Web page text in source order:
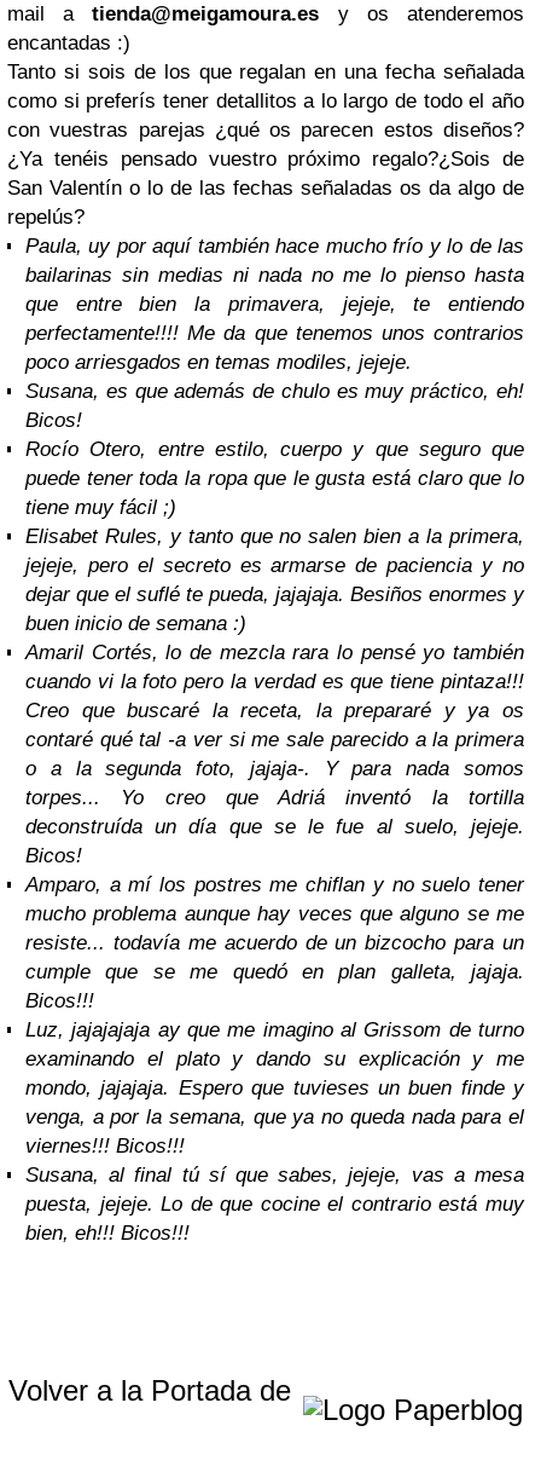
mail atienda@meigamoura.es y os atenderemos
encantadas :)
Tanto si sois de los que regalan en una fecha señalada
como si preferís tener detallitos a lo largo de todo el año
con vuestras parejas ¿qué os parecen estos diseños?
¿Ya tenéis pensado vuestro próximo regalo?¿Sois de
San Valentín o lo de las fechas señaladas os da algo de
repelús?
Paula, uy por aquí también hace mucho frío y lo de las
bailarinas sin medias ni nada no me lo pienso hasta
que entre bien la primavera, jejeje, te entiendo
perfectamente!!!! Me da que tenemos unos contrarios
poco arriesgados en temas modiles, jejeje.
Susana, es que además de chulo es muy práctico, eh!
Bicos!
Rocío Otero, entre estilo, cuerpo y que seguro que
puede tener toda la ropa que le gusta está claro que lo
tiene muy fácil ;)
Elisabet Rules, y tanto que no salen bien a la primera,
jejeje, pero el secreto es armarse de paciencia y no
dejar que el suflé te pueda, jajajaja. Besiños enormes y
buen inicio de semana :)
Amaril Cortés, lo de mezcla rara lo pensé yo también
cuando vi la foto pero la verdad es que tiene pintaza!!!
Creo que buscaré la receta, la prepararé y ya os
contaré qué tal -a ver si me sale parecido a la primera
o a la segunda foto, jajaja-. Y para nada somos
torpes... Yo creo que Adriá inventó la tortilla
deconstruída un día que se le fue al suelo, jejeje.
Bicos!
Amparo, a mí los postres me chiflan y no suelo tener
mucho problema aunque hay veces que alguno se me
resiste... todavía me acuerdo de un bizcocho para un
cumple que se me quedó en plan galleta, jajaja.
Bicos!!!
Luz, jajajajaja ay que me imagino al Grissom de turno
examinando el plato y dando su explicación y me
mondo, jajajaja. Espero que tuvieses un buen finde y
venga, a por la semana, que ya no queda nada para el
viernes!!! Bicos!!!
Susana, al final tú sí que sabes, jejeje, vas a mesa
puesta, jejeje. Lo de que cocine el contrario está muy
bien, eh!!! Bicos!!!
Volver a la Portada de